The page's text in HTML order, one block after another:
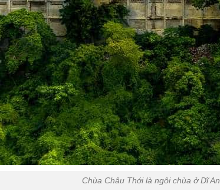
Chùa Châu Thới là ngôi chùa ở Dĩ